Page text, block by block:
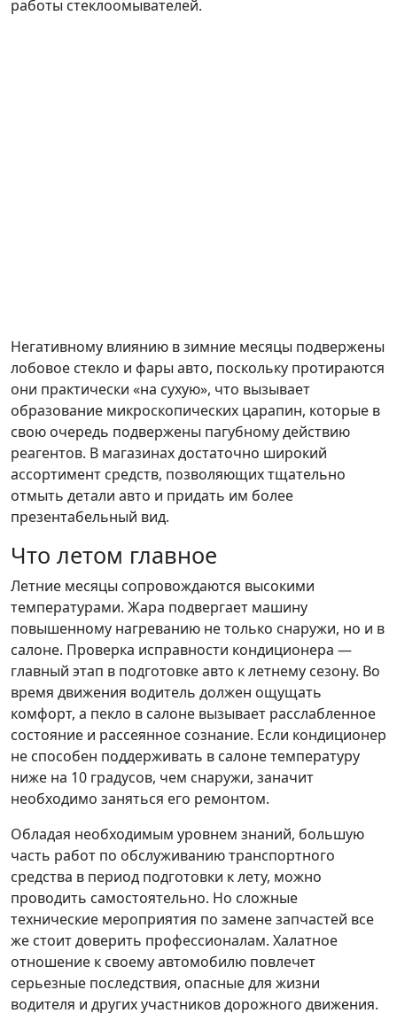
работы стеклоомывателей.
Негативному влиянию в зимние месяцы подвержены
лобовое стекло и фары авто, поскольку протираются
они практически «на сухую», что вызывает
образование микроскопических царапин, которые в
свою очередь подвержены пагубному действию
реагентов. В магазинах достаточно широкий
ассортимент средств, позволяющих тщательно
отмыть детали авто и придать им более
презентабельный вид.
Что летом главное
Летние месяцы сопровождаются высокими
температурами. Жара подвергает машину
повышенному нагреванию не только снаружи, но и в
салоне. Проверка исправности кондиционера —
главный этап в подготовке авто к летнему сезону. Во
время движения водитель должен ощущать
комфорт, а пекло в салоне вызывает расслабленное
состояние и рассеянное сознание. Если кондиционер
не способен поддерживать в салоне температуру
ниже на 10 градусов, чем снаружи, заначит
необходимо заняться его ремонтом.
Обладая необходимым уровнем знаний, большую
часть работ по обслуживанию транспортного
средства в период подготовки к лету, можно
проводить самостоятельно. Но сложные
технические мероприятия по замене запчастей все
же стоит доверить профессионалам. Халатное
отношение к своему автомобилю повлечет
серьезные последствия, опасные для жизни
водителя и других участников дорожного движения.